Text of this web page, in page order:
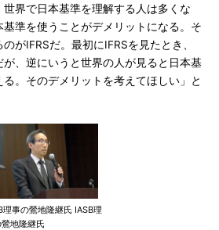
界で日本基準を理解する人は多くな
準を使うことがデメリットになる。そ
がIFRSだ。最初にIFRSを見たとき、
、逆にいうと世界の人が見ると日本基
。そのデメリットを考えてほしい」と
理事の鶯地隆継氏 IASB理
地隆継氏